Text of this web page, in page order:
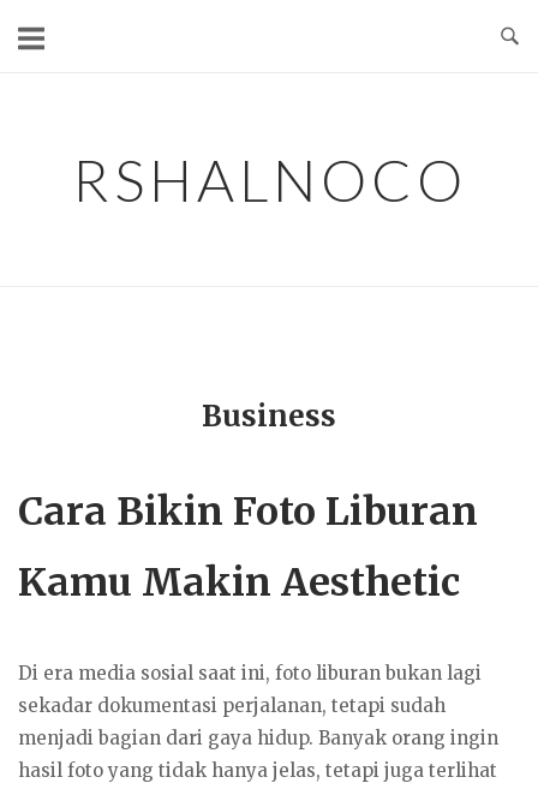
RSHALNOCO
Business
Cara Bikin Foto Liburan
Kamu Makin Aesthetic
Di era media sosial saat ini, foto liburan bukan lagi
sekadar dokumentasi perjalanan, tetapi sudah
menjadi bagian dari gaya hidup. Banyak orang ingin
hasil foto yang tidak hanya jelas, tetapi juga terlihat